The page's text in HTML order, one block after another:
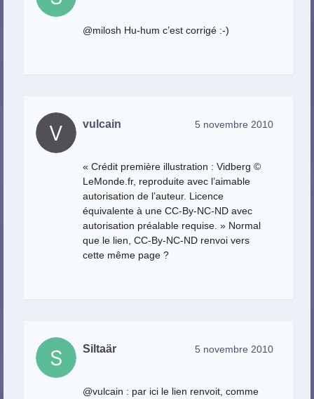
@milosh Hu-hum c’est corrigé :-)
vulcain 5 novembre 2010
« Crédit première illustration : Vidberg ©
LeMonde.fr, reproduite avec l’aimable
autorisation de l’auteur. Licence
équivalente à une CC-By-NC-ND avec
autorisation préalable requise. » Normal
que le lien, CC-By-NC-ND renvoi vers
cette même page ?
Siltaär 5 novembre 2010
@vulcain : par ici le lien renvoit, comme